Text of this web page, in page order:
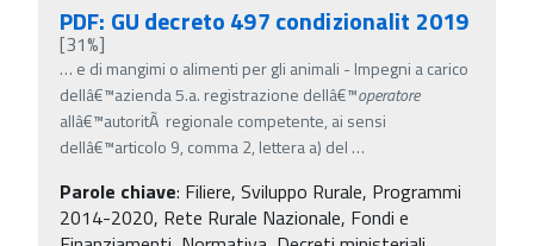
PDF: GU decreto 497 condizionalit 2019
[31%]
… e di mangimi o alimenti per gli animali - Impegni a carico
dellâ€™azienda 5.a. registrazione dellâ€™operatore
allâ€™autoritÃ regionale competente, ai sensi
dellâ€™articolo 9, comma 2, lettera a) del …
Parole chiave: Filiere, Sviluppo Rurale, Programmi
2014-2020, Rete Rurale Nazionale, Fondi e